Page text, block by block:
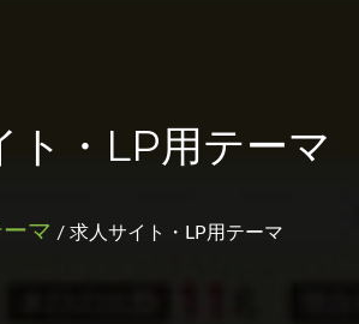
ト・LP用テーマ
マ / 求人サイト・LP用テーマ